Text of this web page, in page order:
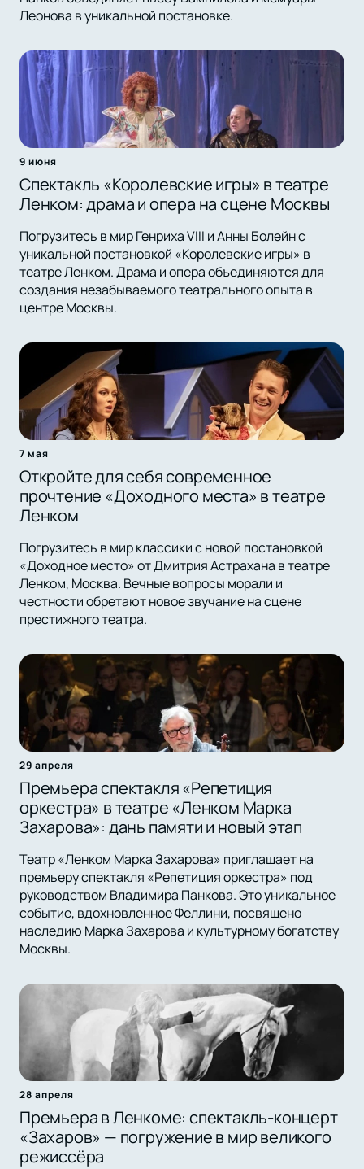
Леонова в уникальной постановке.
9 июня
Спектакль «Королевские игры» в театре
Ленком: драма и опера на сцене Москвы
Погрузитесь в мир Генриха VIII и Анны Болейн с
уникальной постановкой «Королевские игры» в
театре Ленком. Драма и опера объединяются для
создания незабываемого театрального опыта в
центре Москвы.
7 мая
Откройте для себя современное
прочтение «Доходного места» в театре
Ленком
Погрузитесь в мир классики с новой постановкой
«Доходное место» от Дмитрия Астрахана в театре
Ленком, Москва. Вечные вопросы морали и
честности обретают новое звучание на сцене
престижного театра.
29 апреля
Премьера спектакля «Репетиция
оркестра» в театре «Ленком Марка
Захарова»: дань памяти и новый этап
Театр «Ленком Марка Захарова» приглашает на
премьеру спектакля «Репетиция оркестра» под
руководством Владимира Панкова. Это уникальное
событие, вдохновленное Феллини, посвящено
наследию Марка Захарова и культурному богатству
Москвы.
28 апреля
Премьера в Ленкоме: спектакль-концерт
«Захаров» — погружение в мир великого
режиссёра